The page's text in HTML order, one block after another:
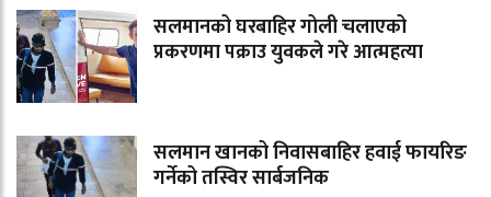
सलमानको घरबाहिर गोली चलाएको
प्रकरणमा पक्राउ युवकले गरे आत्महत्या
सलमान खानको निवासबाहिर हवाई फायरिङ
गर्नेको तस्विर सार्बजनिक